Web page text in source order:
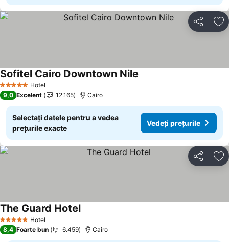
Distribuiți
5 Stele Hotel
Sofitel Cairo Downtown Nile
9,0 Excelent 12.165 Cairo
Selectați datele pentru a vedea
prețurile exacte
Vedeți prețurile
Distribuiți
5 Stele Hotel
The Guard Hotel
8,4 Foarte bun 6.459 Cairo